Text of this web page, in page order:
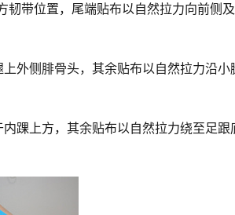
韧带位置，尾端贴布以自然拉力向前侧
外侧腓骨头，其余贴布以自然拉力沿小
踝上方，其余贴布以自然拉力绕至足跟